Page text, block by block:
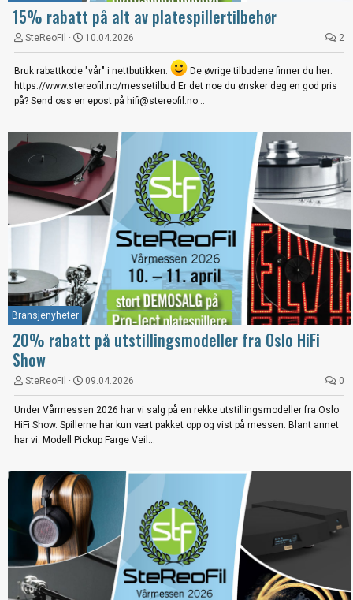
15% rabatt på alt av platespillertilbehør
SteReoFil 10.04.2026 2
Bruk rabattkode "vår" i nettbutikken.
De øvrige tilbudene finner du her:
https://www.stereofil.no/messetilbud Er det noe du ønsker deg en god pris
på? Send oss en epost på hifi@stereofil.no...
Bransjenyheter
20% rabatt på utstillingsmodeller fra Oslo HiFi
Show
SteReoFil 09.04.2026 0
Under Vårmessen 2026 har vi salg på en rekke utstillingsmodeller fra Oslo
HiFi Show. Spillerne har kun vært pakket opp og vist på messen. Blant annet
har vi: Modell Pickup Farge Veil...